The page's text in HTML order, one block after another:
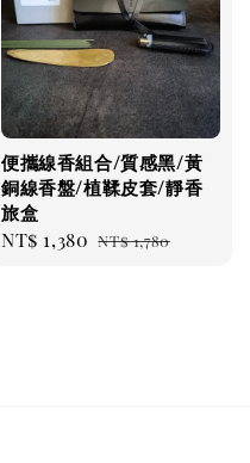
便攜線香組合/質感黑/黃
銅線香盤/植鞣皮套/靜香
旅盒
Sale
NT$ 1,380 Regular
NT$ 1,780